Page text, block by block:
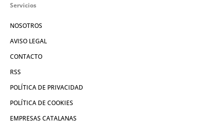
Servicios
NOSOTROS
AVISO LEGAL
CONTACTO
RSS
POLÍTICA DE PRIVACIDAD
POLÍTICA DE COOKIES
EMPRESAS CATALANAS